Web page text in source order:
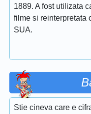
1889. A fost utilizata
filme si reinterpretata
SUA.
Stie cineva care e